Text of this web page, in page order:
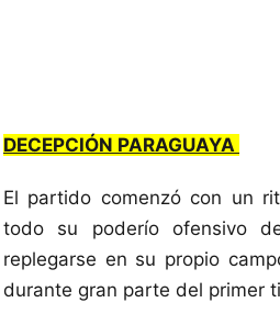
DECEPCIÓN PARAGUAYA
El partido comenzó con un
todo su poderío ofensivo
replegarse en su propio
durante gran parte del primer